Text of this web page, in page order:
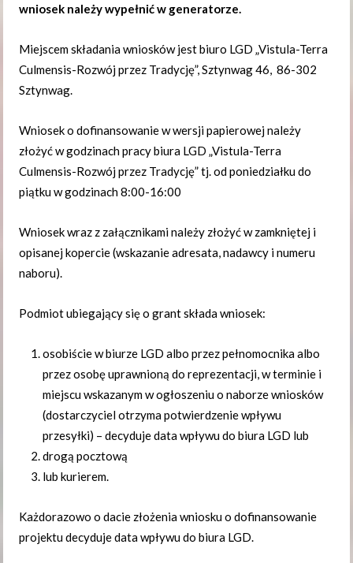
wniosek należy wypełnić w generatorze.
Miejscem składania wniosków jest biuro LGD „Vistula-Terra
Culmensis-Rozwój przez Tradycję”, Sztynwag 46, 86-302
Sztynwag.
Wniosek o dofinansowanie w wersji papierowej należy
złożyć w godzinach pracy biura LGD „Vistula-Terra
Culmensis-Rozwój przez Tradycję” tj. od poniedziałku do
piątku w godzinach 8:00-16:00
Wniosek wraz z załącznikami należy złożyć w zamkniętej i
opisanej kopercie (wskazanie adresata, nadawcy i numeru
naboru).
Podmiot ubiegający się o grant składa wniosek:
osobiście w biurze LGD albo przez pełnomocnika albo
przez osobę uprawnioną do reprezentacji, w terminie i
miejscu wskazanym w ogłoszeniu o naborze wniosków
(dostarczyciel otrzyma potwierdzenie wpływu
przesyłki) – decyduje data wpływu do biura LGD lub
drogą pocztową
lub kurierem.
Każdorazowo o dacie złożenia wniosku o dofinansowanie
projektu decyduje data wpływu do biura LGD.